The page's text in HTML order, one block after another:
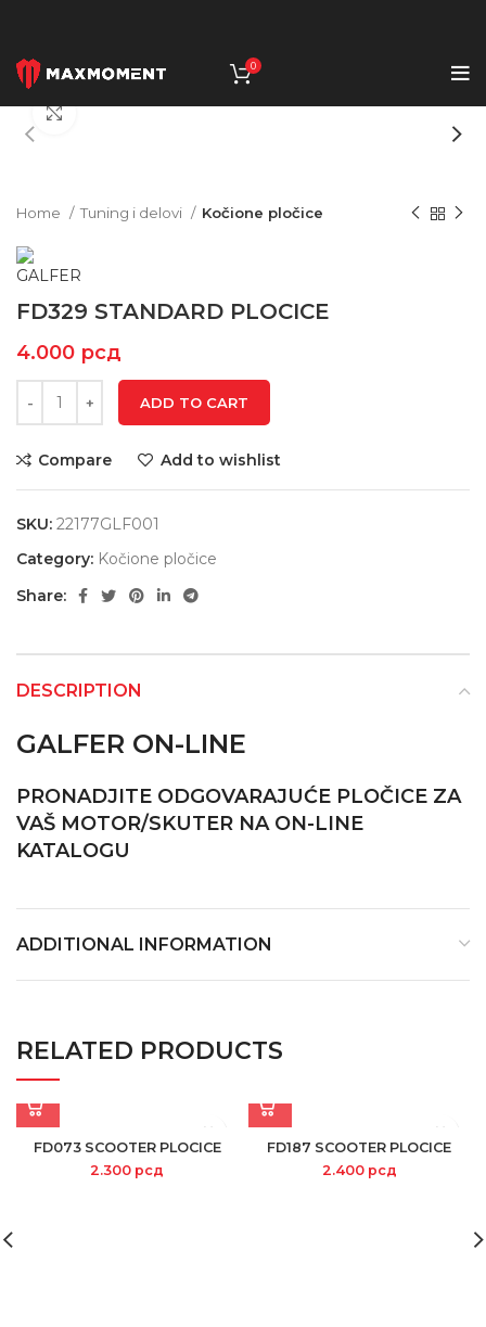
0
Home Tuning i delovi Kočione pločice
FD329 STANDARD PLOCICE
4.000 рсд
ADD TO CART
Compare Add to wishlist
SKU: 22177GLF001
Category: Kočione pločice
Share:
DESCRIPTION
GALFER ON-LINE
PRONADJITE ODGOVARAJUĆE PLOČICE ZA
VAŠ MOTOR/SKUTER NA ON-LINE
KATALOGU
ADDITIONAL INFORMATION
RELATED PRODUCTS
FD073 SCOOTER PLOCICE
2.300 рсд
FD187 SCOOTER PLOCICE
2.400 рсд